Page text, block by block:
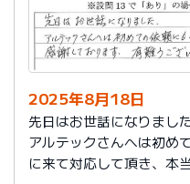
2025年8月18日
先日はお世話になりました
アルテックさんへは初め
に来て対応して頂き、本